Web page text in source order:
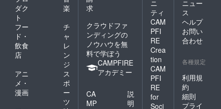
ダク
ト
楽
フー
ド・
飲食
店
チ
ャ
レ
ン
ジ
アニ
メ・
漫画
ス
ポ
ー
ツ
求
クラウドファ
ンディングの
ノウハウを無
料で学ぼう
CAMPFIRE
アカデミー
CA
MP
説
明
ニ
ティ
CAM
PFI
RE
Crea
tion
CAM
PFI
RE
for
Soci
ニュー
ス
ヘルプ
お問い
合わせ
各種規定
利用規
約
細則
プライ